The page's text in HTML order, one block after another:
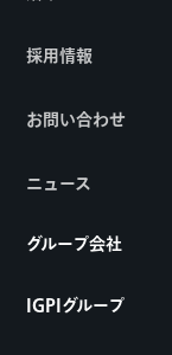
採用情報
お問い合わせ
ニュース
グループ会社
IGPIグループ